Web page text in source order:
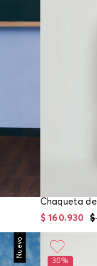
$
$ 160.930
Nuevo
30%